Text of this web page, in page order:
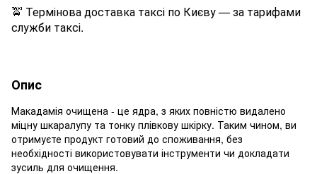
🚖 Термінова доставка таксі по Києву — за тарифами
служби таксі.
Опис
Макадамія очищена - це ядра, з яких повністю видалено
міцну шкаралупу та тонку плівкову шкірку. Таким чином, ви
отримуєте продукт готовий до споживання, без
необхідності використовувати інструменти чи докладати
зусиль для очищення.